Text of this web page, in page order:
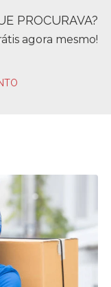
PROCURAVA?
agora mesmo!